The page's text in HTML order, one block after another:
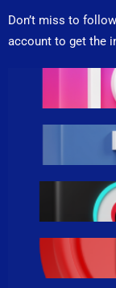
Don’t miss to
account to get the